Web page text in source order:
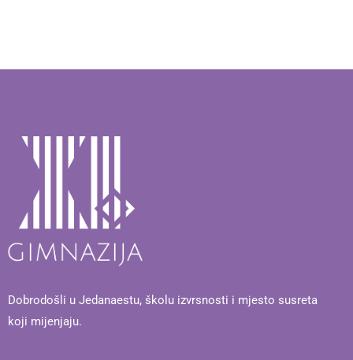
Dobrodošli u Jedanaestu, školu izvrsnosti i mjesto susreta
koji mijenjaju.